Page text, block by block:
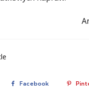
Facebook